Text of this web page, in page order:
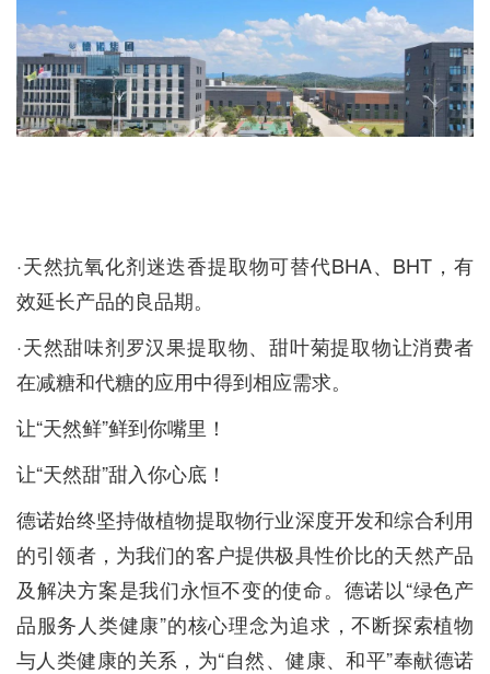
·天然抗氧化剂迷迭香提取物可替代BHA、BHT，有
效延长产品的良品期。
·天然甜味剂罗汉果提取物、甜叶菊提取物让消费者
在减糖和代糖的应用中得到相应需求。
让“天然鲜”鲜到你嘴里！
让“天然甜”甜入你心底！
德诺始终坚持做植物提取物行业深度开发和综合利用
的引领者，为我们的客户提供极具性价比的天然产品
及解决方案是我们永恒不变的使命。德诺以“绿色产
品服务人类健康”的核心理念为追求，不断探索植物
与人类健康的关系，为“自然、健康、和平”奉献德诺